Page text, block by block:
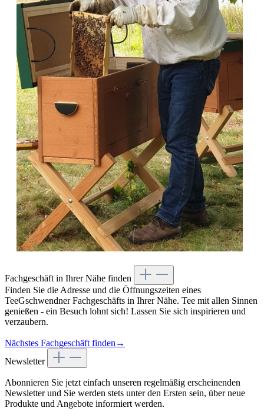
Fachgeschäft in Ihrer Nähe finden
Finden Sie die Adresse und die Öffnungszeiten eines
TeeGschwendner Fachgeschäfts in Ihrer Nähe. Tee mit allen Sinnen
genießen - ein Besuch lohnt sich! Lassen Sie sich inspirieren und
verzaubern.
Nächstes Fachgeschäft finden →
Newsletter
Abonnieren Sie jetzt einfach unseren regelmäßig erscheinenden
Newsletter und Sie werden stets unter den Ersten sein, über neue
Produkte und Angebote informiert werden.